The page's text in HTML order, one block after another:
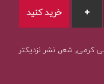
خرید کنید
کرمی, شعر, نشر نزدیکتر